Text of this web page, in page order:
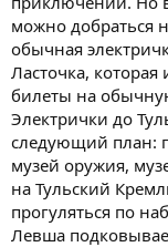
можно добраться
обычная
Ласточка,
билеты на
Электрички до
следующий план:
музей оружия,
на Тульский
прогуляться по
Левша